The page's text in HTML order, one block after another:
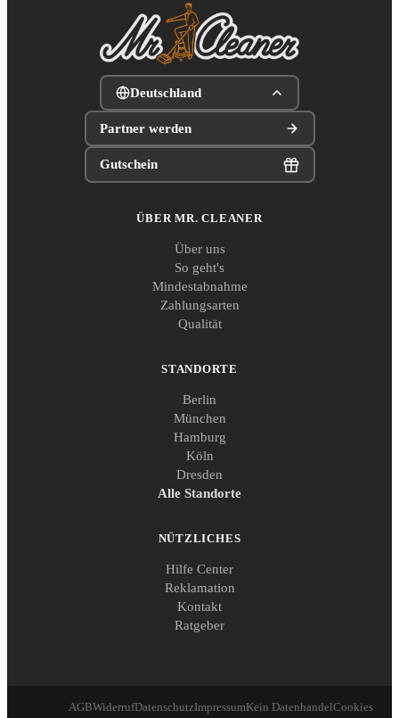
Deutschland
Partner werden
Gutschein
ÜBER MR. CLEANER
Über uns
So geht's
Mindestabnahme
Zahlungsarten
Qualität
STANDORTE
Berlin
München
Hamburg
Köln
Dresden
Alle Standorte
NÜTZLICHES
Hilfe Center
Reklamation
Kontakt
Ratgeber
AGBWiderrufDatenschutzImpressumKein DatenhandelCookies